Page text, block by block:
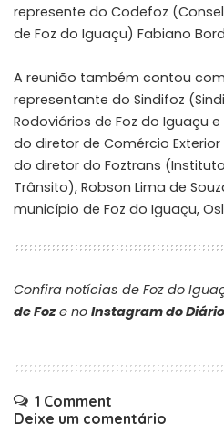
represente do Codefoz
de Foz do Iguaçu) Fabiano
A reunião também contou
representante do Sindifoz
Rodoviários de Foz do Iguaçu
do diretor de Comércio Exterior
do diretor do Foztrans
Trânsito), Robson Lima de
município de Foz do Iguaçu,
Confira notícias de Foz do
de Foze no Instagram do
1 Comment
Deixe um comentário